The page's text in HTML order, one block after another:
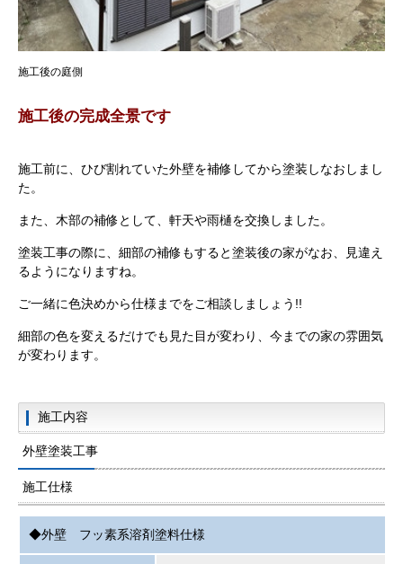
施工後の庭側
施工後の完成全景です
施工前に、ひび割れていた外壁を補修してから塗装しなおしまし
た。
また、木部の補修として、軒天や雨樋を交換しました。
塗装工事の際に、細部の補修もすると塗装後の家がなお、見違え
るようになりますね。
ご一緒に色決めから仕様までをご相談しましょう!!
細部の色を変えるだけでも見た目が変わり、今までの家の雰囲気
が変わります。
施工内容
外壁塗装工事
施工仕様
◆外壁 フッ素系溶剤塗料仕様